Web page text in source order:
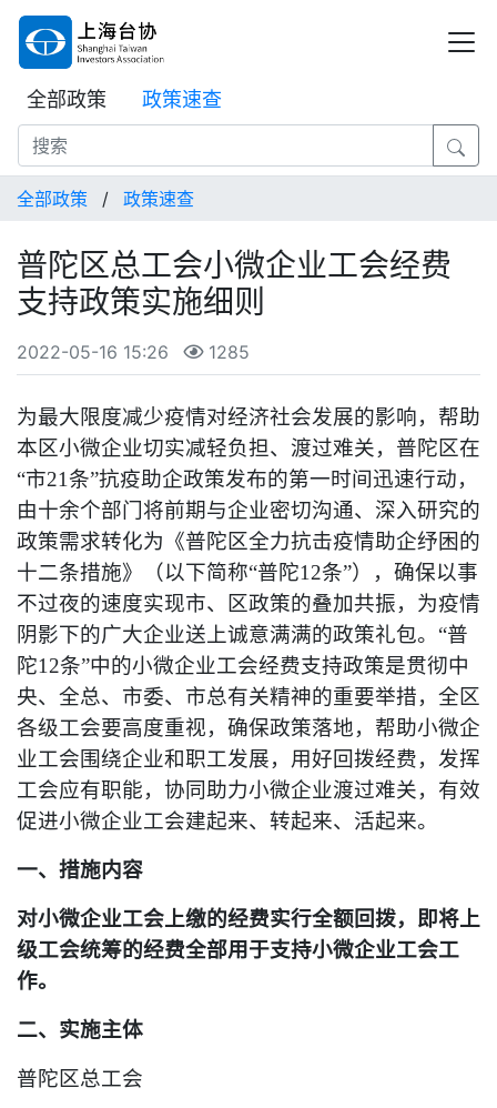
全部政策 政策速查
全部政策 / 政策速查
普陀区总工会小微企业工会经费
支持政策实施细则
2022-05-16 15:26 1285
为最大限度减少疫情对经济社会发展的影响，帮助
本区小微企业切实减轻负担、渡过难关，普陀区在
“市21条”抗疫助企政策发布的第一时间迅速行动，
由十余个部门将前期与企业密切沟通、深入研究的
政策需求转化为《普陀区全力抗击疫情助企纾困的
十二条措施》（以下简称“普陀12条”），确保以事
不过夜的速度实现市、区政策的叠加共振，为疫情
阴影下的广大企业送上诚意满满的政策礼包。“普
陀12条”中的小微企业工会经费支持政策是贯彻中
央、全总、市委、市总有关精神的重要举措，全区
各级工会要高度重视，确保政策落地，帮助小微企
业工会围绕企业和职工发展，用好回拨经费，发挥
工会应有职能，协同助力小微企业渡过难关，有效
促进小微企业工会建起来、转起来、活起来。
一、措施内容
对小微企业工会上缴的经费实行全额回拨，即将上
级工会统筹的经费全部用于支持小微企业工会工
作。
二、实施主体
普陀区总工会